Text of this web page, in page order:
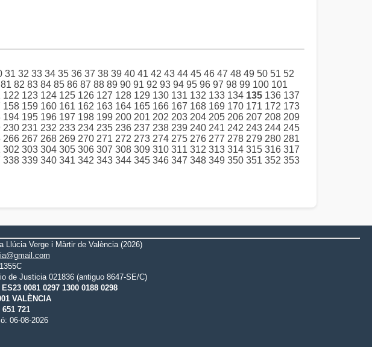
31 32 33 34 35 36 37 38 39 40 41 42 43 44 45 46 47 48 49 50 51 52
81 82 83 84 85 86 87 88 89 90 91 92 93 94 95 96 97 98 99 100 101
122 123 124 125 126 127 128 129 130 131 132 133 134 135 136 137
158 159 160 161 162 163 164 165 166 167 168 169 170 171 172 173
194 195 196 197 198 199 200 201 202 203 204 205 206 207 208 209
230 231 232 233 234 235 236 237 238 239 240 241 242 243 244 245
266 267 268 269 270 271 272 273 274 275 276 277 278 279 280 281
302 303 304 305 306 307 308 309 310 311 312 313 314 315 316 317
338 339 340 341 342 343 344 345 346 347 348 349 350 351 352 353
Verge i Màrtir de València (2026)
de Justicia 021836 (antiguo 8647-SE/C)
0081 0297 1300 0188 0298
VALÈNCIA
721
06-08-2026